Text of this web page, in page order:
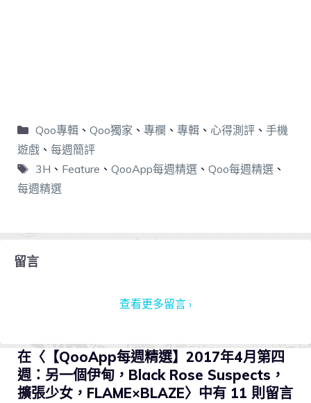
Qoo專輯、 Qoo獨家 、 專欄 、 專輯、 心得測評、 手機
遊戲 、 每週簡評
3H 、 Feature 、 QooApp每週精選、 Qoo每週精選、
每週精選
留言
查看更多留言 ›
在〈【QooApp每週精選】2017年4月第四
週：另一個伊甸，Black Rose Suspects，
擴張少女，FLAME×BLAZE〉中有 11 則留言